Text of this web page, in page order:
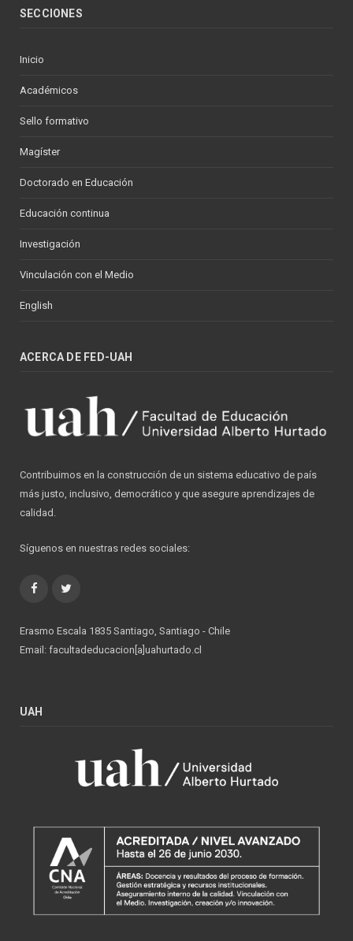
SECCIONES
Inicio
Académicos
Sello formativo
Magíster
Doctorado en Educación
Educación continua
Investigación
Vinculación con el Medio
English
ACERCA DE FED-UAH
Contribuimos en la construcción de un sistema educativo de país
más justo, inclusivo, democrático y que asegure aprendizajes de
calidad.
Síguenos en nuestras redes sociales:
Facebook
Erasmo Escala 1835 Santiago, Santiago - Chile
Email: facultadeducacion[a]uahurtado.cl
UAH